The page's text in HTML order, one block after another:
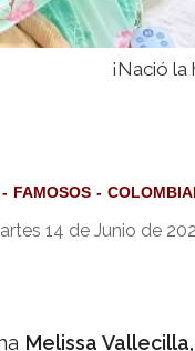
¡Nació
FAMOSOS
14 de Junio de
Melissa